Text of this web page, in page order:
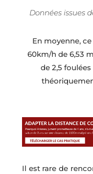
Données issues
En moyenne,
60km/h de 6,53
de 2,5
Il est rare de